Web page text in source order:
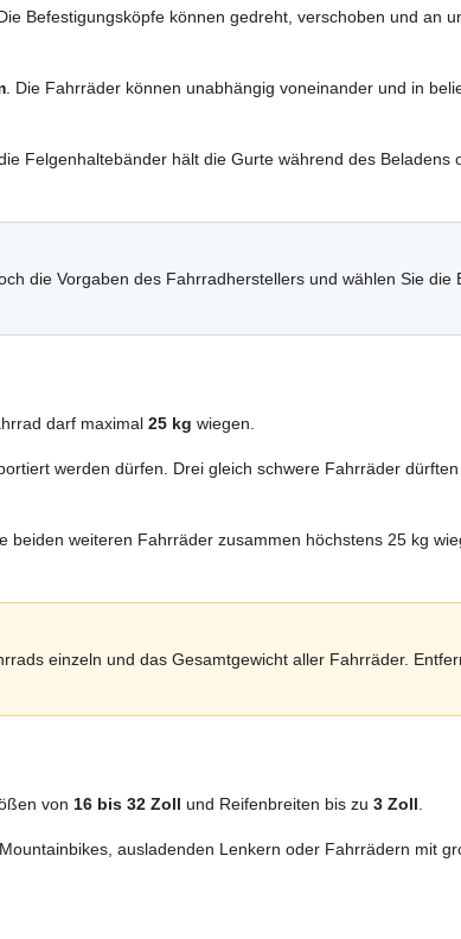
Befestigungsköpfe können gedreht, verschoben und an
. Die Fahrräder können unabhängig voneinander und in
Felgenhaltebänder hält die Gurte während des Beladens
die Vorgaben des Fahrradherstellers und wählen Sie die
darf maximal 25 kg wiegen.
werden dürfen. Drei gleich schwere Fahrräder
weiteren Fahrräder zusammen höchstens 25 kg
einzeln und das Gesamtgewicht aller Fahrräder.
von 16 bis 32 Zoll und Reifenbreiten bis zu 3 Zoll.
ausladenden Lenkern oder Fahrrädern mit